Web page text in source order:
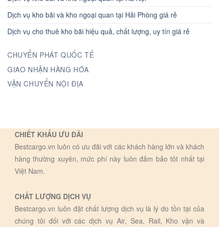
Dịch vụ kho bãi và kho ngoại quan tại Hải Phòng giá rẻ
Dịch vụ cho thuê kho bãi hiệu quả, chất lượng, uy tín giá rẻ
CHUYỂN PHÁT QUỐC TẾ
GIAO NHẬN HÀNG HÓA
VẬN CHUYỂN NỘI ĐỊA
CHIẾT KHẤU ƯU ĐÃI
Bestcargo.vn luôn có ưu đãi với các khách hàng lớn và khách
hàng thường xuyên, mức phí này luôn đảm bảo tôt nhất tại
Việt Nam.
CHẤT LƯỢNG DỊCH VỤ
Bestcargo.vn luôn đặt chất lượng dịch vụ là lý do tồn tại của
chúng tôi đối với các dịch vụ Air, Sea, Rail, Kho vận và